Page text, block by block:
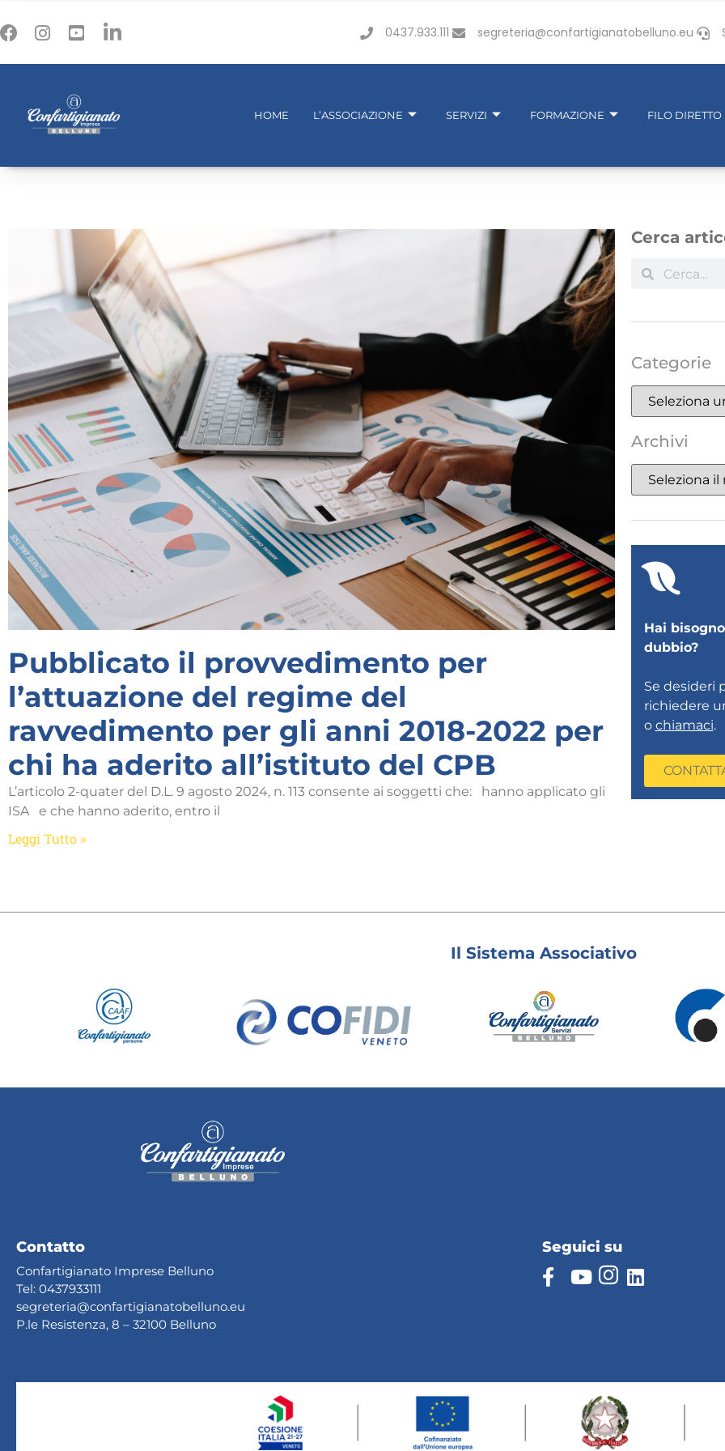
0437.933.111 segreteria@confartigianatobelluno.eu
HOME L’ASSOCIAZIONE SERVIZI FORMAZIONE FILO DIRETTO
Pubblicato il provvedimento per
l’attuazione del regime del
ravvedimento per gli anni 2018-2022 per
chi ha aderito all’istituto del CPB
L’articolo 2-quater del D.L. 9 agosto 2024, n. 113 consente ai soggetti che: hanno applicato gli
ISA e che hanno aderito, entro il
Leggi Tutto »
Cerca
Categorie
Archivi
Hai
dubbio?
Se desideri
richiedere
o chiamaci.
Il Sistema Associativo
Contatto
Confartigianato Imprese Belluno
Tel: 0437933111
segreteria@confartigianatobelluno.eu
P.le Resistenza, 8 – 32100 Belluno
Seguici su